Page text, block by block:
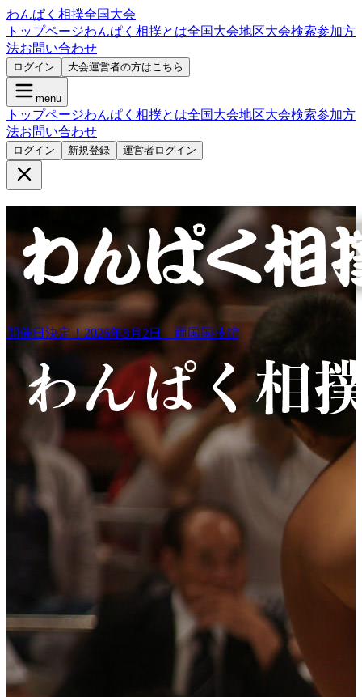
わんぱく相撲全国大会
トップページわんぱく相撲とは全国大会地区大会検索参加方
法お問い合わせ
ログイン 大会運営者の方はこちら
menu
トップページわんぱく相撲とは全国大会地区大会検索参加方
法お問い合わせ
ログイン 新規登録 運営者ログイン
開催日決定！2026年8月2日 両国国技館